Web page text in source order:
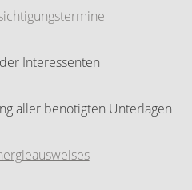
Interessenten
aller benötigten Unterlagen